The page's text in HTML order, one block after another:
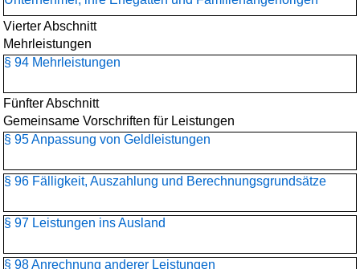
Vierter Abschnitt
Mehrleistungen
§ 94 Mehrleistungen
Fünfter Abschnitt
Gemeinsame Vorschriften für Leistungen
§ 95 Anpassung von Geldleistungen
§ 96 Fälligkeit, Auszahlung und Berechnungsgrundsätze
§ 97 Leistungen ins Ausland
§ 98 Anrechnung anderer Leistungen